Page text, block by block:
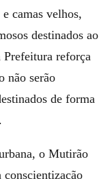
camas velhos,
destinados ao
Prefeitura reforça
não serão
de forma
o Mutirão